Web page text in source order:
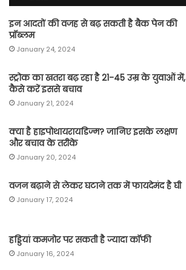
इन आदतों की वजह से बढ़ सकती है बैक पेन की
प्रॉब्लम
January 24, 2024
स्ट्रोक का खतरा बढ़ रहा है 21-45 उम्र के युवाओं में,
कैसे करें इससे बचाव
January 21, 2024
क्या है हाइपोथायरायडिज्म? जानिए इसके लक्षण
और बचाव के तरीके
January 20, 2024
वजन बढ़ाने से लेकर घटाने तक में फायदेमंद है घी
January 17, 2024
हड्डियां कमजोर पर सकती है ज्यादा कॉफी
January 16, 2024